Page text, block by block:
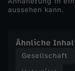
t
t
e
aussehen kann.
Ähnliche
Gesellschaft